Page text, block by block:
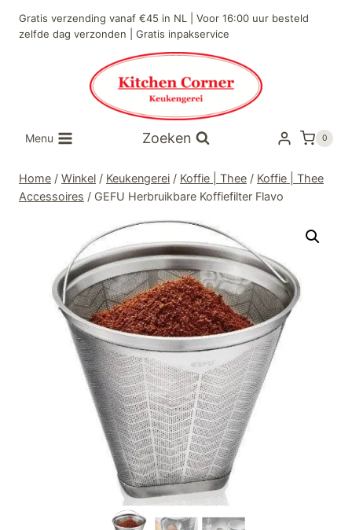
naar
Gratis verzending vanaf €45 in NL | Voor 16:00 uur besteld
zelfde dag verzonden | Gratis inpakservice
Menu Zoeken 0
Home / Winkel / Keukengerei / Koffie | Thee / Koffie | Thee
Accessoires / GEFU Herbruikbare Koffiefilter Flavo